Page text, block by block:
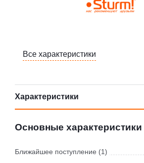
Все характеристики
Характеристики
Основные характеристики
Ближайшее поступление (1)